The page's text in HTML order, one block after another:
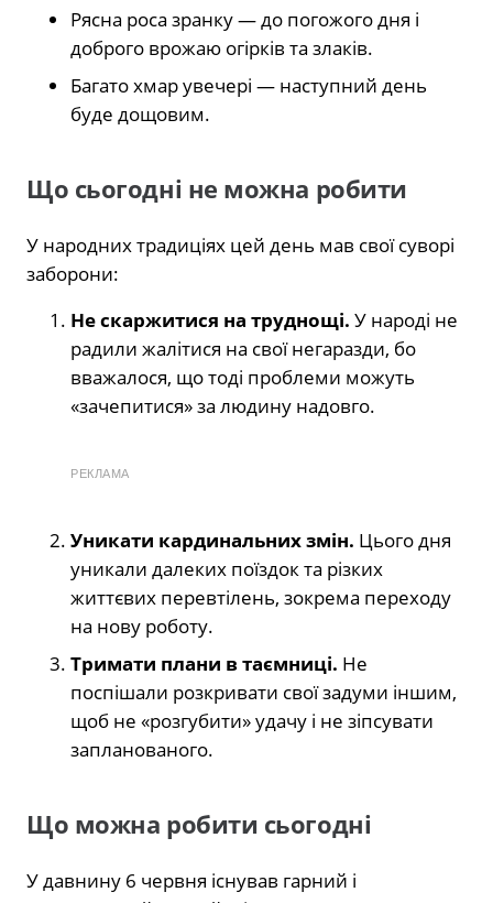
Рясна роса зранку — до погожого дня і
доброго врожаю огірків та злаків.
Багато хмар увечері — наступний день
буде дощовим.
Що сьогодні не можна робити
У народних традиціях цей день мав свої суворі
заборони:
Не скаржитися на труднощі. У народі не
радили жалітися на свої негаразди, бо
вважалося, що тоді проблеми можуть
«зачепитися» за людину надовго.
РЕКЛАМА
Уникати кардинальних змін. Цього дня
уникали далеких поїздок та різких
життєвих перевтілень, зокрема переходу
на нову роботу.
Тримати плани в таємниці. Не
поспішали розкривати свої задуми іншим,
щоб не «розгубити» удачу і не зіпсувати
запланованого.
Що можна робити сьогодні
У давнину 6 червня існував гарний і